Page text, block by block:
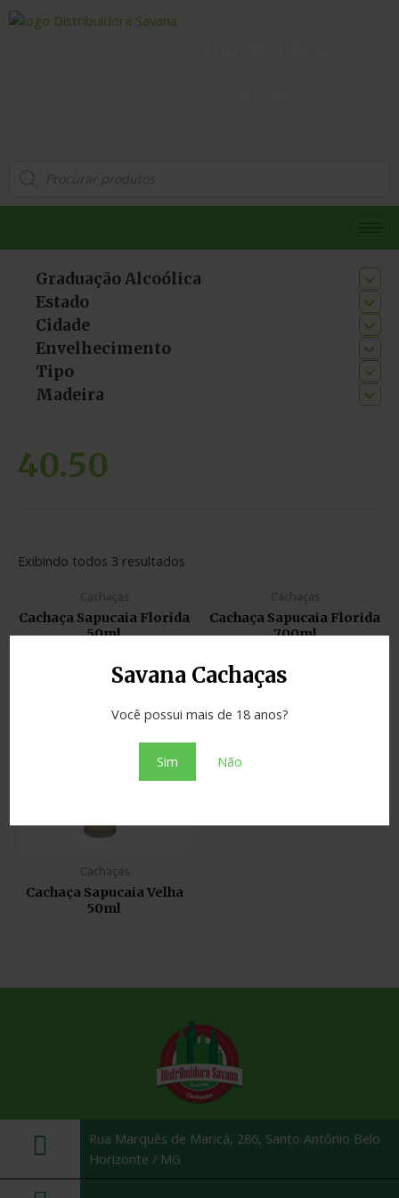
Savana Cachaças
Você possui mais de 18 anos?
Sim Não
Graduação Alcoólica
Estado
Cidade
Envelhecimento
Tipo
Madeira
40.50
Exibindo todos 3 resultados
Cachaças
Cachaça Sapucaia Florida
50ml
Cachaças
Cachaça Sapucaia Florida
700ml
Cachaças
Cachaça Sapucaia Velha
50ml
Rua Marquês de Maricá, 286, Santo Antônio Belo
Horizonte / MG